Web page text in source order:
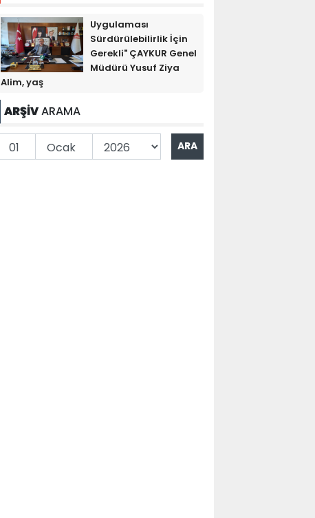
Uygulaması
Sürdürülebilirlik İçin
Gerekli" ÇAYKUR Genel
Müdürü Yusuf Ziya
Alim, yaş
ARŞİVARAMA